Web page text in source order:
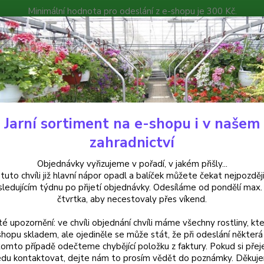
Minimální hodnota pro odeslání z e-shopu je 300 Kč.
můžete čekat nejpozději v následujícím týdnu po přijetí
Poradna Kontakty
Hledat
Trvalky phlox subulata emerald cushion blue- plaménka levandulová - 1
subulata emerald cushion
Phlox
a
Jarní sortiment na e-shopu i v našem
zahradnictví
Objednávky vyřizujeme v pořadí, v jakém přišly...
chvíli již hlavní nápor opadl a balíček můžete čekat
týdnu po přijetí objednávky. Odesíláme od pondělí
čtvrtka, aby necestovaly přes víkend.
upozornění: ve chvíli objednání chvíli máme všechny rostliny,
skladem, ale ojediněle se může stát, že při odeslání některá
případě odečteme chybějící položku z faktury. Pokud si
kontaktovat, dejte nám to prosím vědět do poznámky.